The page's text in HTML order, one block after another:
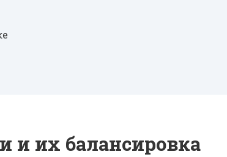
и их балансировка